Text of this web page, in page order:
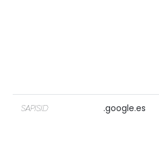
SAPISID .google.es